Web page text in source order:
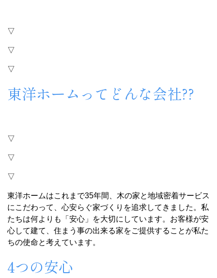
▽
▽
▽
東洋ホームってどんな会社??
▽
▽
▽
東洋ホームはこれまで35年間、木の家と地域密着サービス
にこだわって、心安らぐ家づくりを追求してきました。私
たちは何よりも「安心」を大切にしています。お客様が安
心して建て、住まう事の出来る家をご提供することが私た
ちの使命と考えています。
4つの安心